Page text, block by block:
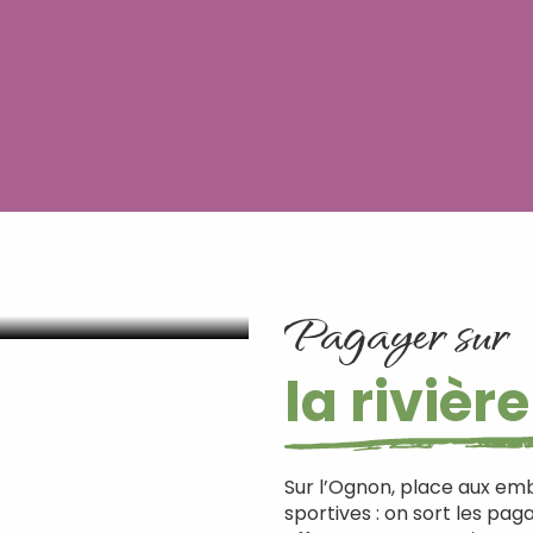
Pagayer sur
la
Sur l’Ognon, place aux
sportives : on sort les